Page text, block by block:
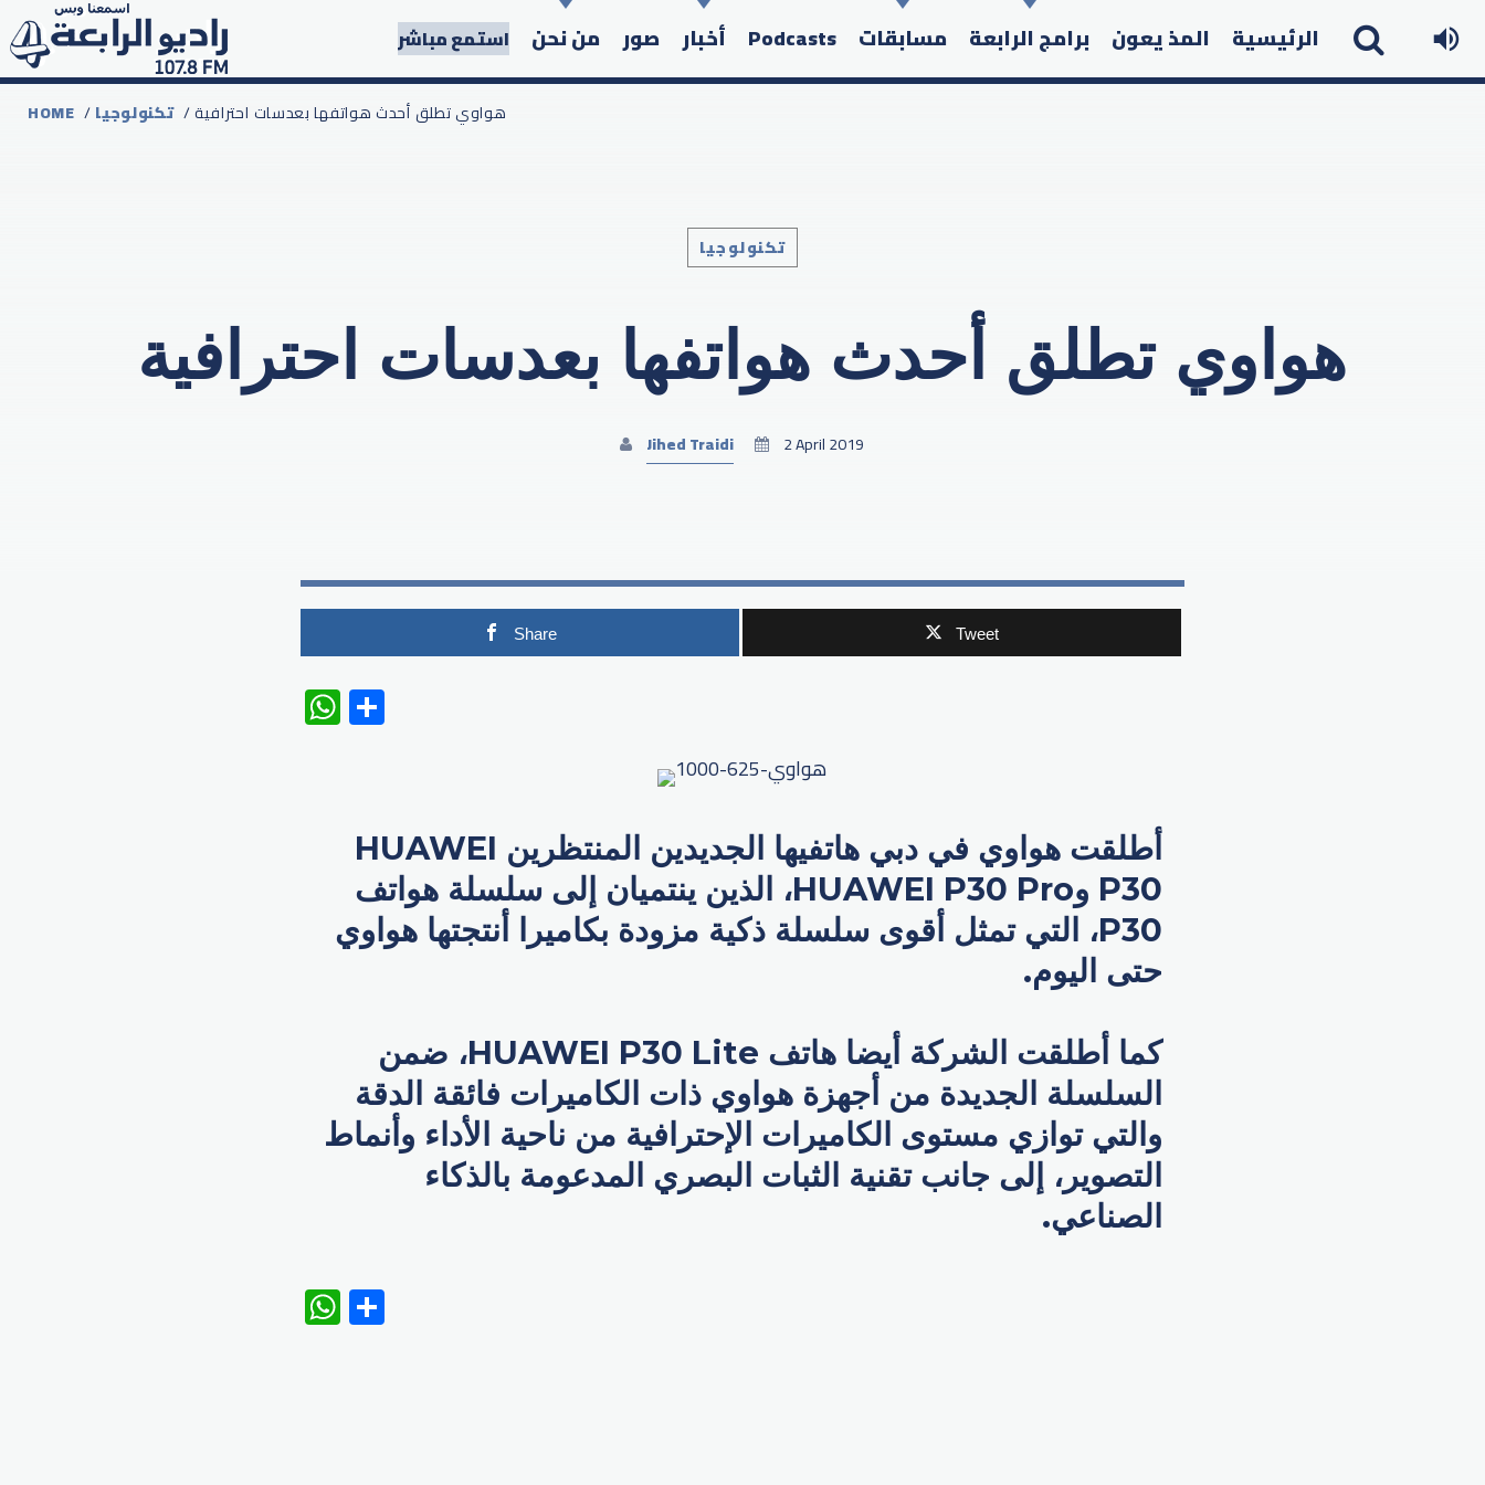
الرئيسية المذ يعون برامج الرابعة مسابقات Podcasts أخبار صور من نحن استمع مباشر
Search in the website:
HOME /تكنولوجيا / هواوي تطلق أحدث هواتفها بعدسات احترافية
تكنولوجيا
هواوي تطلق أحدث هواتفها بعدسات احترافية
Jihed Traidi 2 April 2019
Share Tweet
WhatsApp
أطلقت هواوي في دبي هاتفيها الجديدين المنتظرين HUAWEI
P30 وHUAWEI P30 Pro، الذين ينتميان إلى سلسلة هواتف
P30، التي تمثل أقوى سلسلة ذكية مزودة بكاميرا أنتجتها هواوي
حتى اليوم.
كما أطلقت الشركة أيضا هاتف HUAWEI P30 Lite، ضمن
السلسلة الجديدة من أجهزة هواوي ذات الكاميرات فائقة الدقة
والتي توازي مستوى الكاميرات الإحترافية من ناحية الأداء وأنماط
التصوير، إلى جانب تقنية الثبات البصري المدعومة بالذكاء
الصناعي.
WhatsApp